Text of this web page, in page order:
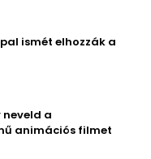
ismét elhozzák a
a
animációs filmet